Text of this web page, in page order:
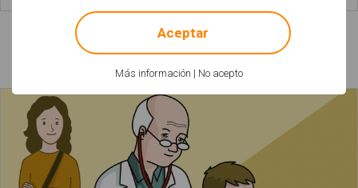
Láminas relacionadas
Más información | No acepto
! Not valid!
Aceptar